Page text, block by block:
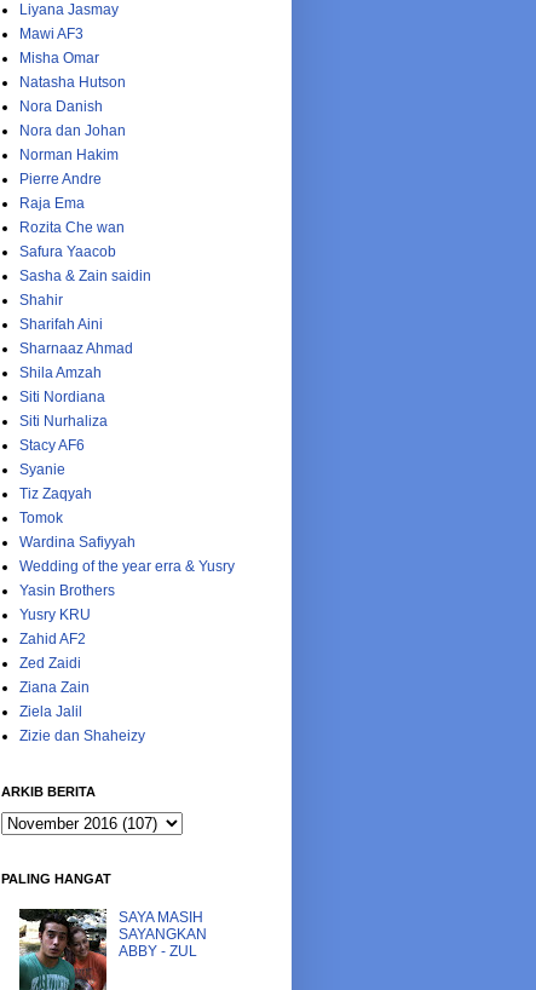
Liyana Jasmay
Mawi AF3
Misha Omar
Natasha Hutson
Nora Danish
Nora dan Johan
Norman Hakim
Pierre Andre
Raja Ema
Rozita Che wan
Safura Yaacob
Sasha & Zain saidin
Shahir
Sharifah Aini
Sharnaaz Ahmad
Shila Amzah
Siti Nordiana
Siti Nurhaliza
Stacy AF6
Syanie
Tiz Zaqyah
Tomok
Wardina Safiyyah
Wedding of the year erra & Yusry
Yasin Brothers
Yusry KRU
Zahid AF2
Zed Zaidi
Ziana Zain
Ziela Jalil
Zizie dan Shaheizy
ARKIB BERITA
PALING HANGAT
SAYA MASIH
SAYANGKAN
ABBY - ZUL